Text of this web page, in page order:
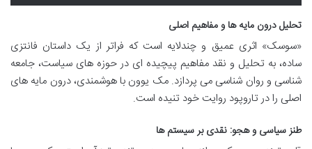
تحلیل درون مایه ها و مفاهیم اصلی
«سوسک» اثری عمیق و چندلایه است که فراتر از یک داستان فانتزی
ساده، به تحلیل و نقد مفاهیم پیچیده ای در حوزه های سیاست، جامعه
شناسی و روان شناسی می پردازد. مک یوون با هوشمندی، درون مایه های
اصلی را در تاروپود روایت خود تنیده است.
طنز سیاسی و هجو: نقدی بر سیستم ها